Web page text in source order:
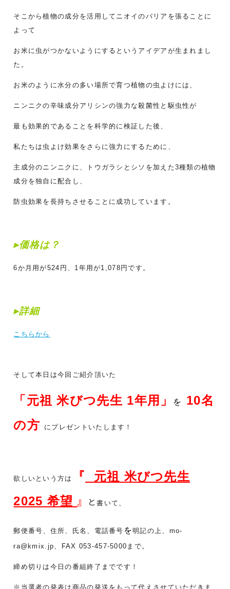
そこから植物の成分を活用してニオイのバリアを張ることに
よって
お米に虫がつかないようにするというアイデアが生まれまし
た。
お米のように水分の多い場所で育つ植物の虫よけには、
ニンニクの辛味成分アリシンの強力な殺菌性と駆虫性が
最も効果的であることを科学的に検証した後、
私たちは虫よけ効果をさらに強力にするために、
主成分のニンニクに、トウガラシとシソを加えた3種類の植物
成分を独自に配合し、
防虫効果を長持ちさせることに成功しています。
▸価格は？
6か月用が524円、1年用が1,078円です。
▸詳細
こちらから
そして本日は今回ご紹介頂いた
「元祖 米びつ先生 1年用」 を 10名
の方
にプレゼントいたします！
欲しいという方は 『 元祖 米びつ先生
2025 希望 』 と書いて、
郵便番号、住所、氏名、電話番号 を明記の上、mo-
ra@kmix.jp、FAX 053-457-5000まで。
締め切りは今日の番組終了までです！
※当選者の発表は商品の発送をもって代えさせていただきま